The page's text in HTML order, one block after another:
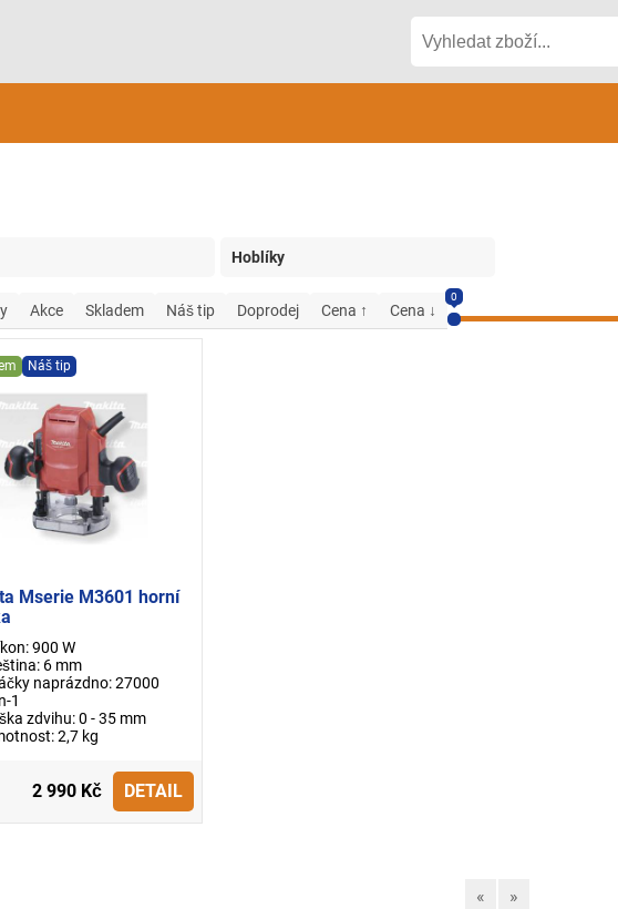
Hoblíky
Akce Skladem Náš tip Doprodej Cena ↑ Cena ↓
0
Náš tip
Mserie M3601 horní
900 W
6 mm
naprázdno: 27000
1
zdvihu: 0 - 35 mm
2,7 kg
2 990 Kč DETAIL
« »